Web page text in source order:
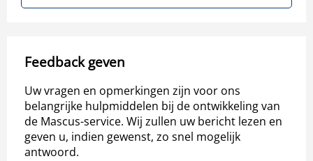
Feedback geven
Uw vragen en opmerkingen zijn voor ons
belangrijke hulpmiddelen bij de ontwikkeling van
de Mascus-service. Wij zullen uw bericht lezen en
geven u, indien gewenst, zo snel mogelijk
antwoord.